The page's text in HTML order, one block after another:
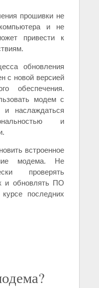
прошивки не
и не
привести к
обновления
с новой версией
обеспечения.
модем с
и наслаждаться
и
встроенное
модема. Не
проверять
и обновлять ПО
последних